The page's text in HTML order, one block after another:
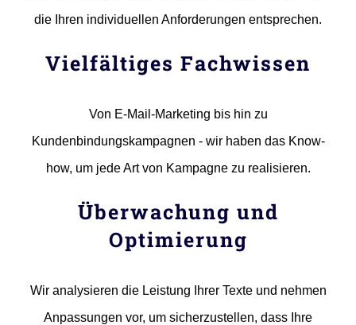
die Ihren individuellen Anforderungen entsprechen.
Vielfältiges Fachwissen
Von E-Mail-Marketing bis hin zu
Kundenbindungskampagnen - wir haben das Know-
how, um jede Art von Kampagne zu realisieren.
Überwachung und
Optimierung
Wir analysieren die Leistung Ihrer Texte und nehmen
Anpassungen vor, um sicherzustellen, dass Ihre